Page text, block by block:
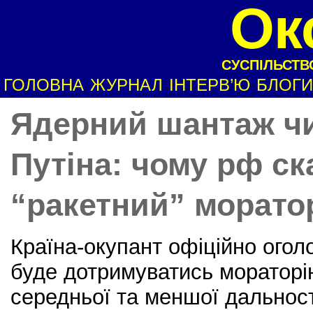
ГОЛОВНА ЖУРНАЛ ІНТЕРВ’Ю БЛОГИ
Ядерний шантаж
Путіна: чому рф
“ракетний”
Країна-окупант офіційно
буде дотримуватись
середньої та меншої